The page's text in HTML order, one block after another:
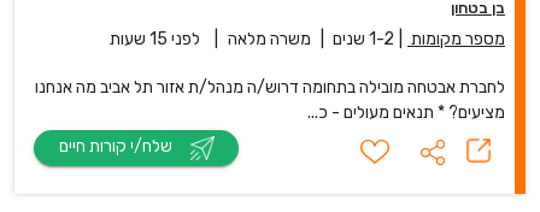
בן בטחון
מספר מקומות 1-2 שנים משרה מלאה לפני 15 שעות
לחברת אבטחה מובילה בתחומה דרוש/ה מנהל/ת אזור תל אביב מה אנחנו
מציעים? * תנאים מעולים - כ...